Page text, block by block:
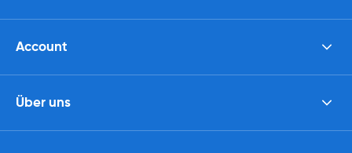
Account
Über uns